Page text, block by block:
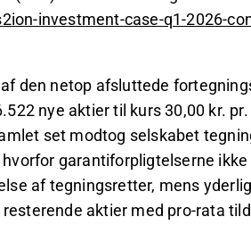
investment-case-q1-2026-
den netop afsluttede
nye aktier til kurs 30,00 kr.
set modtog selskabet
garantiforpligtelserne
af tegningsretter, mens
aktier med pro-rata